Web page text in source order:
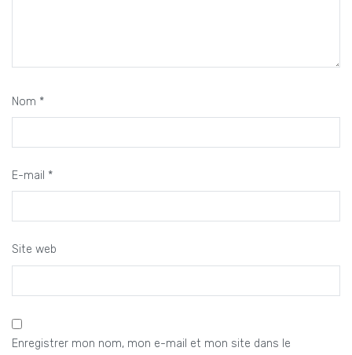
Nom *
E-mail *
Site web
Enregistrer mon nom, mon e-mail et mon site dans le